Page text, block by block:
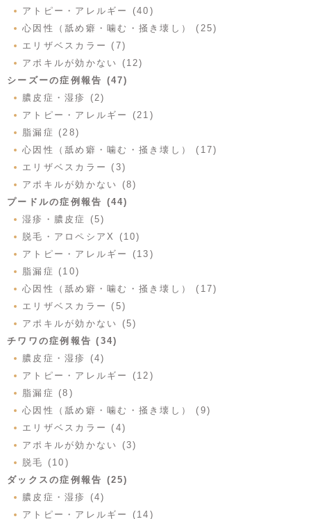
アトピー・アレルギー (40)
心因性（舐め癖・噛む・掻き壊し） (25)
エリザベスカラー (7)
アポキルが効かない (12)
シーズーの症例報告 (47)
膿皮症・湿疹 (2)
アトピー・アレルギー (21)
脂漏症 (28)
心因性（舐め癖・噛む・掻き壊し） (17)
エリザベスカラー (3)
アポキルが効かない (8)
プードルの症例報告 (44)
湿疹・膿皮症 (5)
脱毛・アロペシアX (10)
アトピー・アレルギー (13)
脂漏症 (10)
心因性（舐め癖・噛む・掻き壊し） (17)
エリザベスカラー (5)
アポキルが効かない (5)
チワワの症例報告 (34)
膿皮症・湿疹 (4)
アトピー・アレルギー (12)
脂漏症 (8)
心因性（舐め癖・噛む・掻き壊し） (9)
エリザベスカラー (4)
アポキルが効かない (3)
脱毛 (10)
ダックスの症例報告 (25)
膿皮症・湿疹 (4)
アトピー・アレルギー (14)